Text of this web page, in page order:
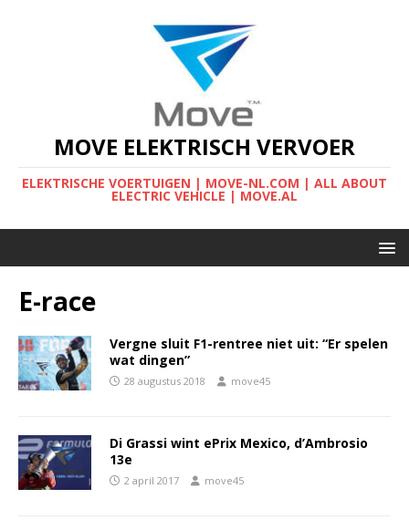
MOVE ELEKTRISCH VERVOER
ELEKTRISCHE VOERTUIGEN | MOVE-NL.COM | ALL ABOUT
ELECTRIC VEHICLE | MOVE.AL
E-race
Vergne sluit F1-rentree niet uit: “Er spelen
wat dingen”
28 augustus 2018 move45
Di Grassi wint ePrix Mexico, d’Ambrosio
13e
2 april 2017 move45